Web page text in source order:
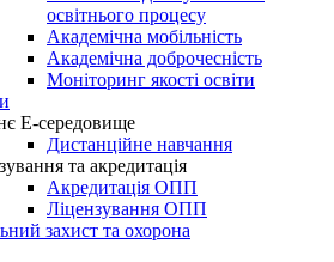
освітнього процесу
Академічна мобільність
Академічна доброчесність
Моніторинг якості освіти
Е-середовище
Дистанційне навчання
та акредитація
Акредитація ОПП
Ліцензування ОПП
захист та охорона